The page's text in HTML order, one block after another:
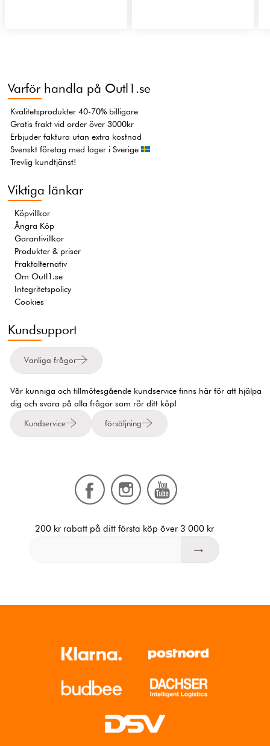
Varför handla på Outl1.se
Kvalitetsprodukter 40-70% billigare
Gratis frakt vid order över 3000kr
Erbjuder faktura utan extra kostnad
Svenskt företag med lager i Sverige
Trevlig kundtjänst!
Viktiga länkar
Köpvillkor
Ångra Köp
Garantivillkor
Produkter & priser
Fraktalternativ
Om Outl1.se
Integritetspolicy
Cookies
Kundsupport
Vanliga frågor
Vår kunniga och tillmötesgående kundservice finns här för att hjälpa
dig och svara på alla frågor som rör ditt köp!
Kundservice försäljning
200 kr rabatt på ditt första köp över 3 000 kr